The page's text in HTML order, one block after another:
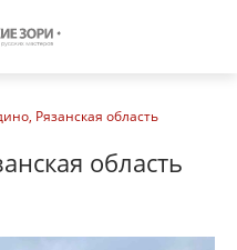
Рязанская область
область